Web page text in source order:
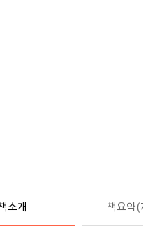
소개 책요약(